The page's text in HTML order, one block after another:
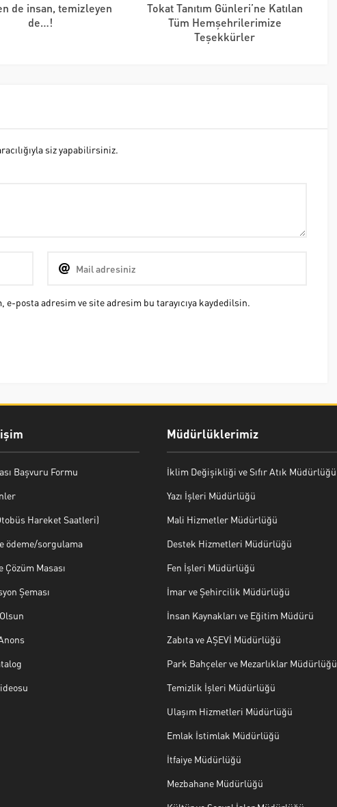
de insan, temizleyen
de…!
Tokat Tanıtım Günleri’ne Katılan
Tüm Hemşehrilerimize
Teşekkürler
siz yapabilirsiniz.
e-posta adresim ve site adresim bu tarayıcıya kaydedilsin.
Başvuru Formu
Hareket Saatleri)
ödeme/sorgulama
Masası
Şeması
Müdürlüklerimiz
İklim Değişikliği ve Sıfır Atık Müdürlüğü
Yazı İşleri Müdürlüğü
Mali Hizmetler Müdürlüğü
Destek Hizmetleri Müdürlüğü
Fen İşleri Müdürlüğü
İmar ve Şehircilik Müdürlüğü
İnsan Kaynakları ve Eğitim Müdürü
Zabıta ve AŞEVİ Müdürlüğü
Park Bahçeler ve Mezarlıklar Müdürlüğü
Temizlik İşleri Müdürlüğü
Ulaşım Hizmetleri Müdürlüğü
Emlak İstimlak Müdürlüğü
İtfaiye Müdürlüğü
Mezbahane Müdürlüğü